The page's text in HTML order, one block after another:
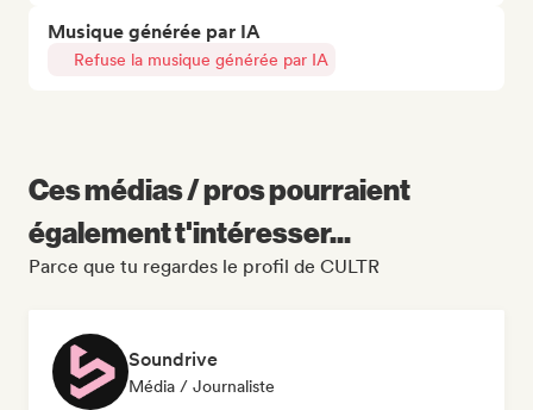
Musique générée par IA
Refuse la musique générée par IA
Ces médias / pros pourraient
également t'intéresser...
Parce que tu regardes le profil de CULTR
Soundrive
Média / Journaliste